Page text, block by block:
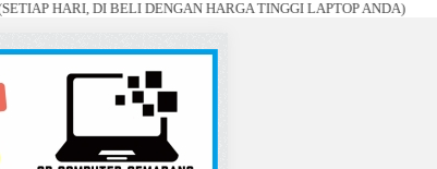
DI BELI DENGAN HARGA TINGGI LAPTOP ANDA)